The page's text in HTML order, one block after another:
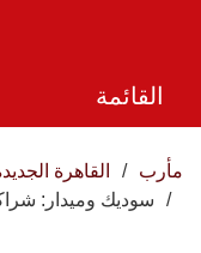
القائمة
مأرب
القاهرة
سوديك وميدار: